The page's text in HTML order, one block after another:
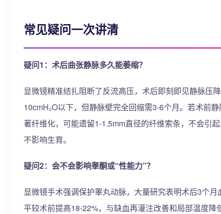
常见疑问一次讲清
疑问1：术后曲张静脉多久能萎缩？
显微镜精准结扎阻断了反流高压，术后即刻即见静脉压
10cmH₂O以下，但静脉壁完全回缩需3-6个月。若术前
著纤维化，可能遗留1-1.5mm直径的纤维索条，不会引
不影响生育。
疑问2：会不会影响睾酮或“性能力”？
显微镜手术强调保护睾丸动脉，大量研究表明术后3个月
平较术前提高18-22%，与缺血再灌注改善和局部温度降